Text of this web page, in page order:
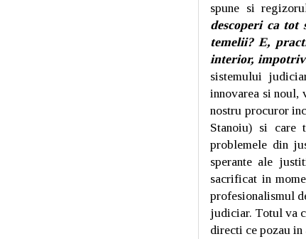
spune si
descoperi ca
temelii? E,
interior,
sistemului
innovarea si noul,
nostru procuror
Stanoiu) si care
problemele din
sperante ale
sacrificat in
profesionalismul
judiciar. Totul va
directi ce pozau